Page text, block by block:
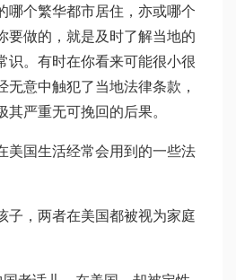
哪个繁华都市居住，亦或哪个
要做的，就是及时了解当地的
识。有时在你看来可能很小很
无意中触犯了当地法律条款，
严重无可挽回的后果。
美国生活经常会用到的一些法
子，两者在美国都被视为家庭